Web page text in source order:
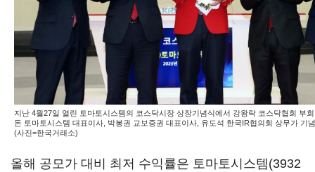
지난 4월27일 열린 토마토시스템의 코스닥시장 상장기념식에서 강왕락 코스닥협회 부
돈 토마토시스템 대표이사, 박봉권 교보증권 대표이사, 유도석 한국IR협의회 상무가 기
(사진=한국거래소)
올해 공모가 대비 최저 수익률은 토마토시스템(3932